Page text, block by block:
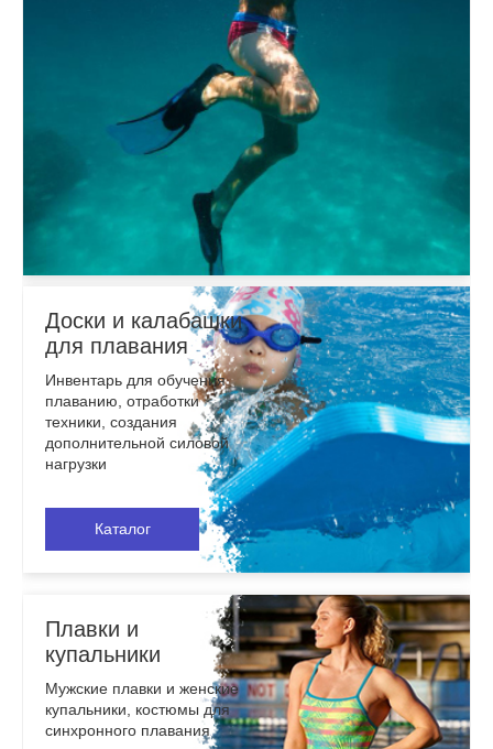
Доски и калабашки
для плавания
Инвентарь для обучения
плаванию, отработки
техники, создания
дополнительной силовой
нагрузки
Каталог
Плавки и
купальники
Мужские плавки и женские
купальники, костюмы для
синхронного плавания